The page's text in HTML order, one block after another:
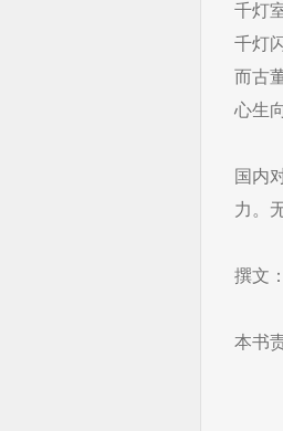
千灯
千灯
而古
心生
国内
力。
撰文
本书